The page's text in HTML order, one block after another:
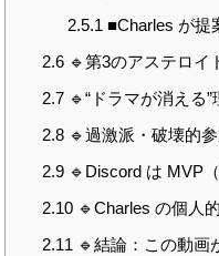
2.5.1 ■Charles が提
2.6🔹第3のアステロイ
2.7🔹“ドラマが消える”
2.8🔹過激派・破壊的
2.9🔹Discord は MVP
2.10🔹Charles の個人
2.11 🔹結論：この動画